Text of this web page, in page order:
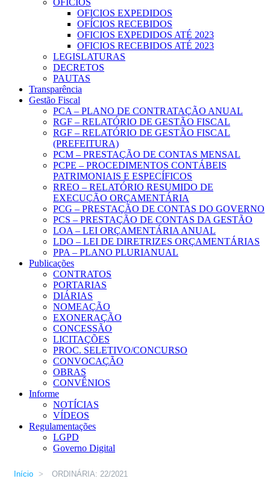
OFICIOS
OFICIOS EXPEDIDOS
OFÍCIOS RECEBIDOS
OFICIOS EXPEDIDOS ATÉ 2023
OFICIOS RECEBIDOS ATÉ 2023
LEGISLATURAS
DECRETOS
PAUTAS
Transparência
Gestão Fiscal
PCA – PLANO DE CONTRATAÇÃO ANUAL
RGF – RELATÓRIO DE GESTÃO FISCAL
RGF – RELATÓRIO DE GESTÃO FISCAL
(PREFEITURA)
PCM – PRESTAÇÃO DE CONTAS MENSAL
PCPE – PROCEDIMENTOS CONTÁBEIS
PATRIMONIAIS E ESPECÍFICOS
RREO – RELATÓRIO RESUMIDO DE
EXECUÇÃO ORÇAMENTÁRIA
PCG – PRESTAÇÃO DE CONTAS DO GOVERNO
PCS – PRESTAÇÃO DE CONTAS DA GESTÃO
LOA – LEI ORÇAMENTÁRIA ANUAL
LDO – LEI DE DIRETRIZES ORÇAMENTÁRIAS
PPA – PLANO PLURIANUAL
Publicações
CONTRATOS
PORTARIAS
DIÁRIAS
NOMEAÇÃO
EXONERAÇÃO
CONCESSÃO
LICITAÇÕES
PROC. SELETIVO/CONCURSO
CONVOCAÇÃO
OBRAS
CONVÊNIOS
Informe
NOTÍCIAS
VÍDEOS
Regulamentações
LGPD
Governo Digital
Início > ORDINÁRIA: 22/2021